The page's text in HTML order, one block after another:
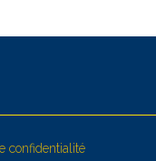
confidentialité